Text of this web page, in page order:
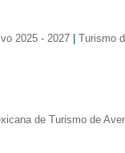
2025 - 2027| Turismo
de Turismo de